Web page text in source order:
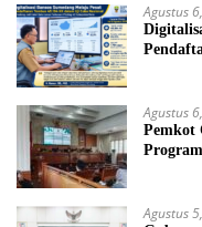
Agustus
Agustus
Pemkot
Agustus